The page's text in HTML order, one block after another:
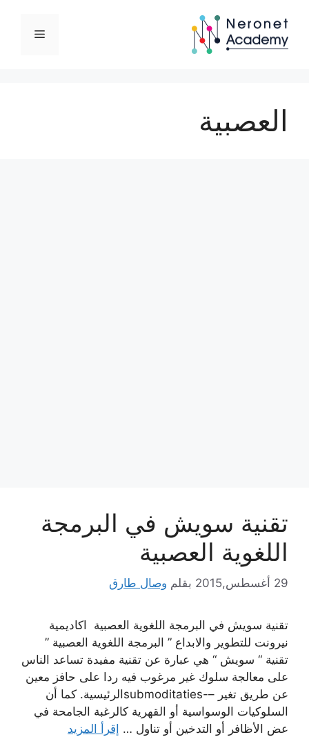
المحتوى
القائمة
العصبية
تقنية سويش في البرمجة
اللغوية العصبية
29 أغسطس,2015 بقلم وصال طارق
تقنية سويش في البرمجة اللغوية العصبية اكاديمية
نيرونت للتطوير والابداع ” البرمجة اللغوية العصبية ”
تقنية “ سويش “ هي عبارة عن تقنية مفيدة تساعد الناس
على معالجة سلوك غير مرغوب فيه ردا على حافز معين
عن طريق تغير –-submoditatiesالرئيسية. كما أن
السلوكيات الوسواسية أو القهرية كالرغبة الجامحة في
عض الأظافر أو التدخين أو تناول … إقرأ المزيد